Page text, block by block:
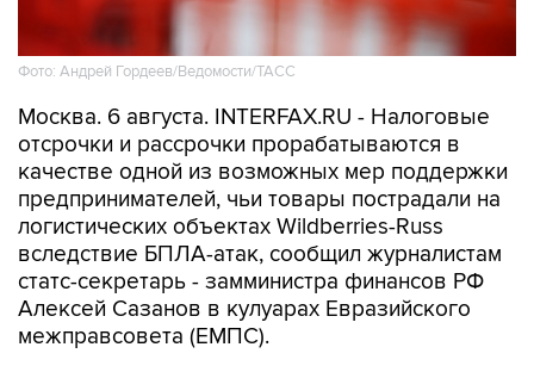
Фото: Андрей Гордеев/Ведомости/ТАСС
Москва. 6 августа. INTERFAX.RU - Налоговые
отсрочки и рассрочки прорабатываются в
качестве одной из возможных мер поддержки
предпринимателей, чьи товары пострадали на
логистических объектах Wildberries-Russ
вследствие БПЛА-атак, сообщил журналистам
статс-секретарь - замминистра финансов РФ
Алексей Сазанов в кулуарах Евразийского
межправсовета (ЕМПС).